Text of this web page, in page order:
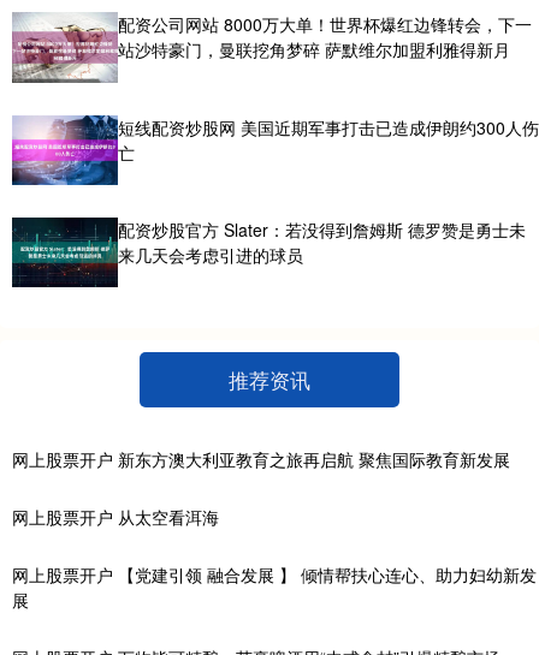
配资公司网站 8000万大单！世界杯爆红边锋转会，下一
站沙特豪门，曼联挖角梦碎 萨默维尔加盟利雅得新月
短线配资炒股网 美国近期军事打击已造成伊朗约300人伤
亡
配资炒股官方 Slater：若没得到詹姆斯 德罗赞是勇士未
来几天会考虑引进的球员
推荐资讯
网上股票开户 新东方澳大利亚教育之旅再启航 聚焦国际教育新发展
网上股票开户 从太空看洱海
网上股票开户 【党建引领 融合发展 】 倾情帮扶心连心、助力妇幼新发
展